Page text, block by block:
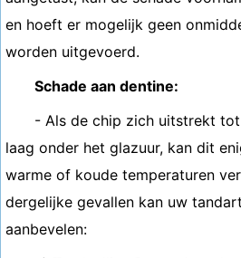
en hoeft er mogelijk geen
worden uitgevoerd.
Schade aan dentine:
- Als de chip zich uitstrekt
laag onder het glazuur, kan dit
warme of koude temperaturen
dergelijke gevallen kan uw
aanbevelen: